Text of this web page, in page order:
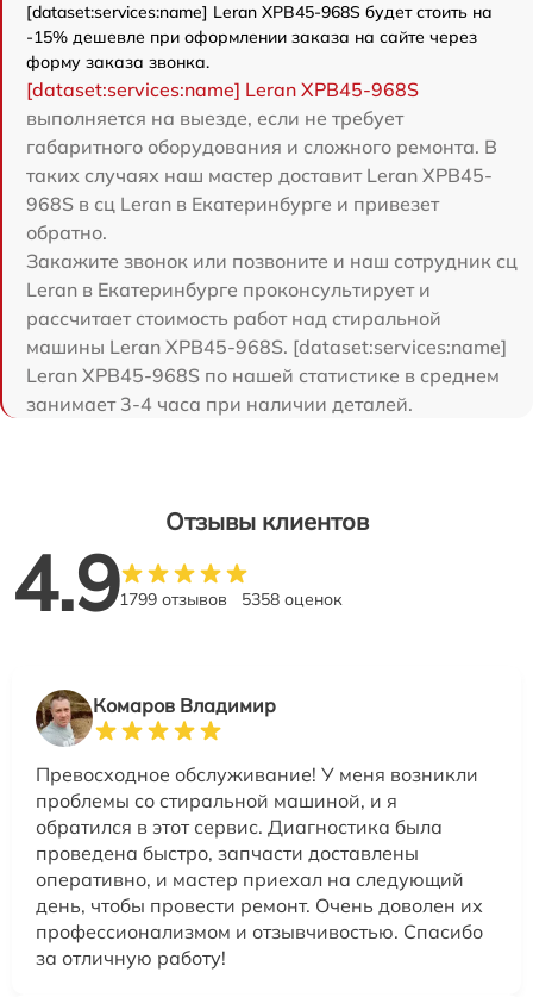
[dataset:services:name] Leran XPB45-968S будет стоить на
-15% дешевле при оформлении заказа на сайте через
форму заказа звонка.
[dataset:services:name] Leran XPB45-968S
выполняется на выезде, если не требует
габаритного оборудования и сложного ремонта. В
таких случаях наш мастер доставит Leran XPB45-
968S в сц Leran в Екатеринбурге и привезет
обратно.
Закажите звонок или позвоните и наш сотрудник сц
Leran в Екатеринбурге проконсультирует и
рассчитает стоимость работ над стиральной
машины Leran XPB45-968S. [dataset:services:name]
Leran XPB45-968S по нашей статистике в среднем
занимает 3-4 часа при наличии деталей.
Отзывы клиентов
4.91799 отзывов 5358 оценок
Комаров Владимир
Превосходное обслуживание! У меня возникли
проблемы со стиральной машиной, и я
обратился в этот сервис. Диагностика была
проведена быстро, запчасти доставлены
оперативно, и мастер приехал на следующий
день, чтобы провести ремонт. Очень доволен их
профессионализмом и отзывчивостью. Спасибо
за отличную работу!